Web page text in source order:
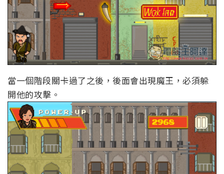
當一個階段關卡過了之後，後面會出現魔王，必須躲
開他的攻擊。